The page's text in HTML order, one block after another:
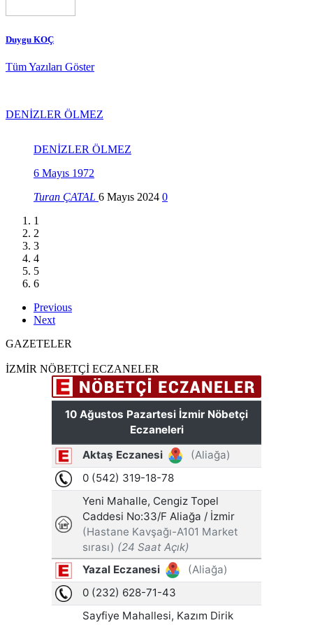
Duygu KOÇ
Tüm Yazıları Göster
DENİZLER ÖLMEZ
DENİZLER ÖLMEZ
6 Mayıs 1972
Turan ÇATAL 6 Mayıs 2024 0
1
2
3
4
5
6
Previous
Next
GAZETELER
İZMİR NÖBETÇİ ECZANELER